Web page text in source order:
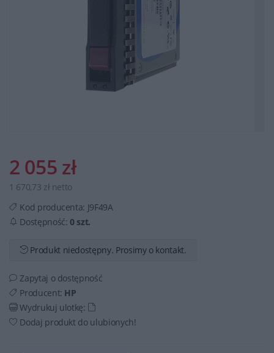
2 055 zł
1 670,73 zł netto
Kod producenta: J9F49A
Dostępność:0 szt.
Produkt niedostępny. Prosimy o kontakt.
Zapytaj o dostępność
Producent: HP
Wydrukuj ulotkę:
Dodaj produkt do ulubionych!